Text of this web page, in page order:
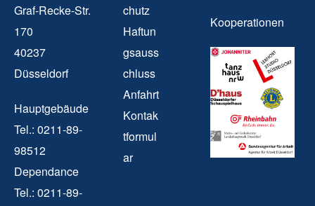
Graf-Recke-Str.
170
40237
Düsseldorf
Hauptgebäude
Tel.: 0211-89-
98512
Dependance
Tel.: 0211-89-
chutz
Haftun
gsauss
chluss
Anfahrt
Kontak
tformul
ar
Kooperationen